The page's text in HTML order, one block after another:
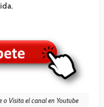
o Visita el canal en Youtube